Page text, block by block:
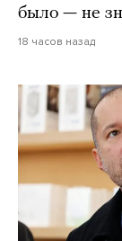
было — не
18 часов назад